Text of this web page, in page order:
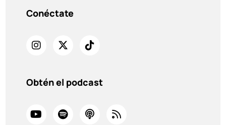
Conéctate
Obtén el podcast